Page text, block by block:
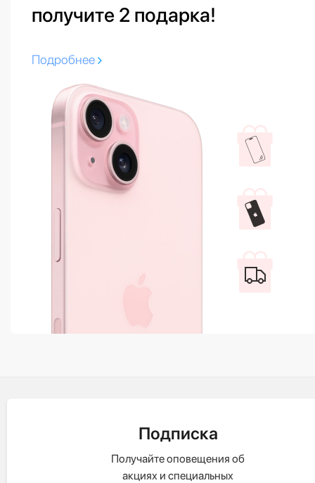
получите 2 подарка!
Подробнее
Подписка
Получайте оповещения об
акциях и специальных